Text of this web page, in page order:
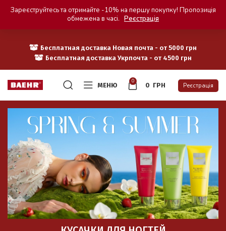
Бесплатная доставка Новая почта - от 5000 грн
Бесплатная доставка Укрпочта - от 4500 грн
МЕНЮ
0
0 ГРН Реєстрація
Зареєструйтесь та отримайте -10% на першу покупку! Пропозиція
обмежена в часі. Реєстрація